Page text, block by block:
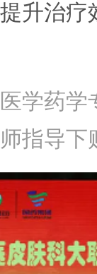
升治
学药学
指导下